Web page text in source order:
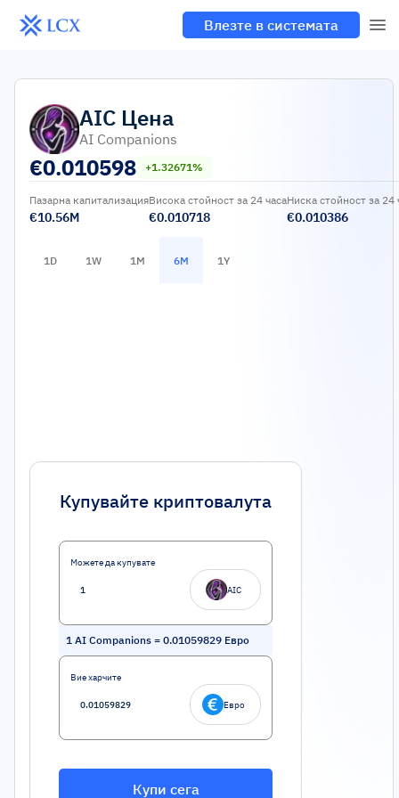
Влезте в системата
AIC Цена
AI Companions
€0.010598 +1.32671%
Пазарна капитализация
€10.56M
Висока стойност за 24 часа
€0.010718
Ниска стойност за 24
€0.010386
1D 1W 1M 6M 1Y
Купувайте криптовалута
Можете да купувате
AIC
1 AI Companions = 0.01059829 Евро
Вие харчите
Евро
Купи сега